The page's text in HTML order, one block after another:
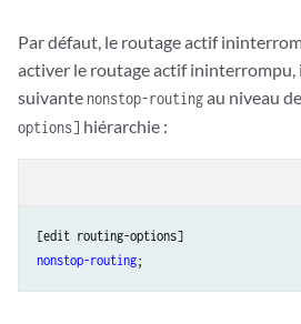
Par défaut, le routage actif
activer le routage actif ininterrompu,
suivante nonstop-routingau niveau
options] hiérarchie :
nonstop-routing